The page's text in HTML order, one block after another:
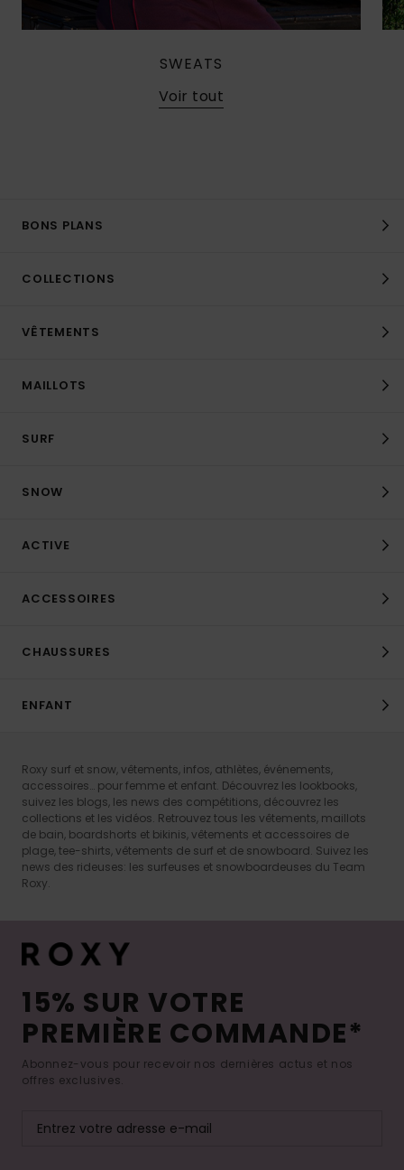
SWEATS
Voir tout
BONS PLANS
COLLECTIONS
VÊTEMENTS
MAILLOTS
SURF
SNOW
ACTIVE
ACCESSOIRES
CHAUSSURES
ENFANT
Roxy surf et snow, vêtements, infos, athlètes, événements,
accessoires… pour femme et enfant. Découvrez les lookbooks,
suivez les blogs, les news des compétitions, découvrez les
collections et les vidéos. Retrouvez tous les vêtements, maillots
de bain, boardshorts et bikinis, vêtements et accessoires de
plage, tee-shirts, vêtements de surf et de snowboard. Suivez les
news des rideuses: les surfeuses et snowboardeuses du Team
Roxy.
15% SUR VOTRE
PREMIÈRE COMMANDE*
Abonnez-vous pour recevoir nos dernières actus et nos
offres exclusives.